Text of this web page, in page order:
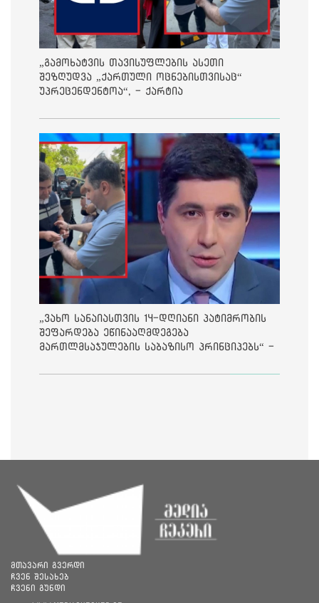
„გამოხატვის თავისუფლების ასეთი
შეზღუდვა „ქართული ოცნებისთვისაც“
უპრეცენდენტოა“, - ქარტია
„ვახო სანაიასთვის 14-დღიანი პატიმრობის
შეფარდება ეწინააღმდეგება
მართლმსაჯულების საბაზისო პრინციპებს“ -
მთავარი გვერდი
ჩვენ შესახებ
ჩვენი გუნდი